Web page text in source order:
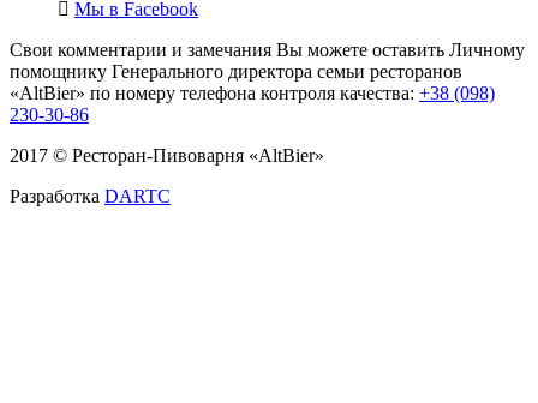
Мы в Facebook
Свои комментарии и замечания Вы можете оставить Личному
помощнику Генерального директора семьи ресторанов
«AltBier» по номеру телефона контроля качества: +38 (098)
230-30-86
2017 © Ресторан-Пивоварня «AltBier»
Разработка DARTC